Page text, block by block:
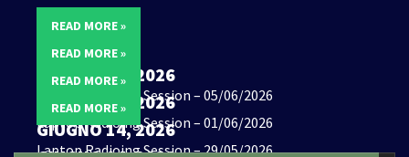
GIUGNO 14, 2026
Laptop Radioing Session – 05/06/2026
READ MORE »
GIUGNO 14, 2026
Laptop Radioing Session – 01/06/2026
READ MORE »
GIUGNO 14, 2026
Laptop Radioing Session – 29/05/2026
READ MORE »
READ MORE »